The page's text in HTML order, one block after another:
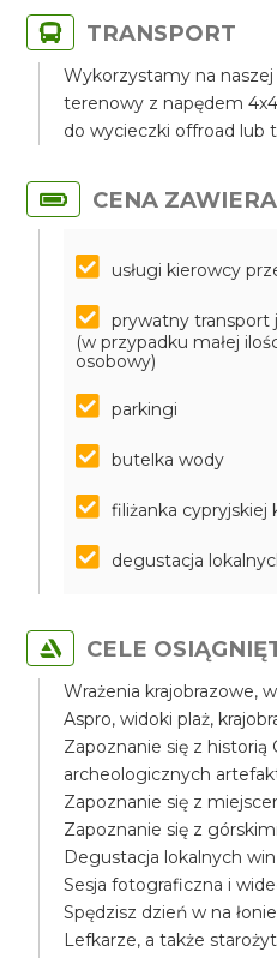
TRANSPORT
Wykorzystamy na
terenowy z napędem
do wycieczki offroad lub
CENA ZAWIERA
usługi kierowcy
prywatny
(w przypadku małej
osobowy)
parkingi
butelka wody
filiżanka cypryjskiej
degustacja
CELE
Wrażenia krajobrazowe,
Aspro, widoki plaż,
Zapoznanie się z historią
archeologicznych
Zapoznanie się z
Zapoznanie się z
Degustacja lokalnych
Sesja fotograficzna i
Spędzisz dzień w na
Lefkarze, a także